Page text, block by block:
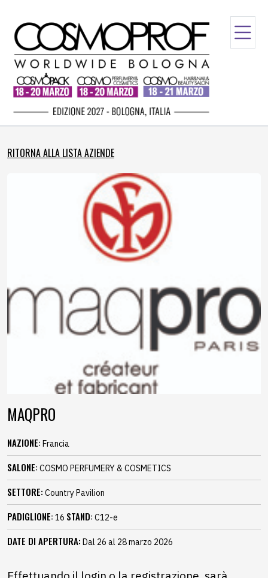
RITORNA ALLA LISTA AZIENDE
MAQPRO
NAZIONE: Francia
SALONE: COSMO PERFUMERY & COSMETICS
SETTORE: Country Pavilion
PADIGLIONE: 16 STAND: C12-e
DATE DI APERTURA: Dal 26 al 28 marzo 2026